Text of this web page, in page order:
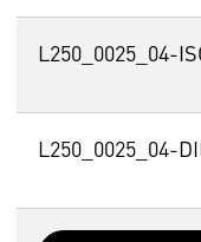
L250_0025_04-
L250_0025_04-